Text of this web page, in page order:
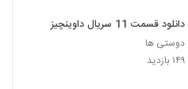
دانلود قسمت 11 سریال داوینچیز
دوستی ها
۱۴۹ بازدید